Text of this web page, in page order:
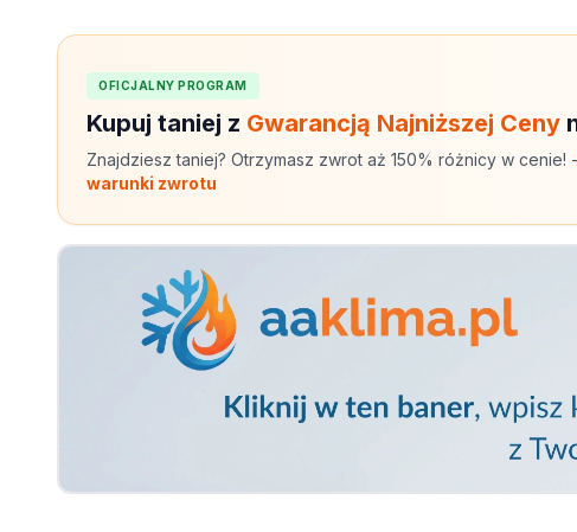
OFICJALNY PROGRAM
Kupuj taniej z Gwarancją Najniższej Ceny
Znajdziesz taniej? Otrzymasz zwrot aż 150% różnicy w cenie! -
warunki zwrotu